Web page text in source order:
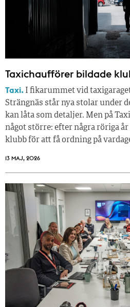
Taxichaufförer bildade
Taxi. I fikarummet vid
Strängnäs står nya stolar under
kan låta som detaljer. Men på
något större: efter några röriga
klubb för att få ordning på
13 MAJ, 2026